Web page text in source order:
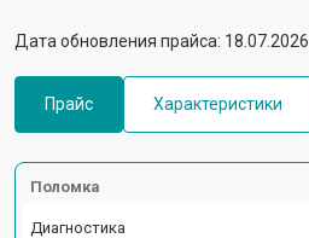
Дата обновления прайса: 18.07.2026
Прайс Характеристики
Поломка
Диагностика